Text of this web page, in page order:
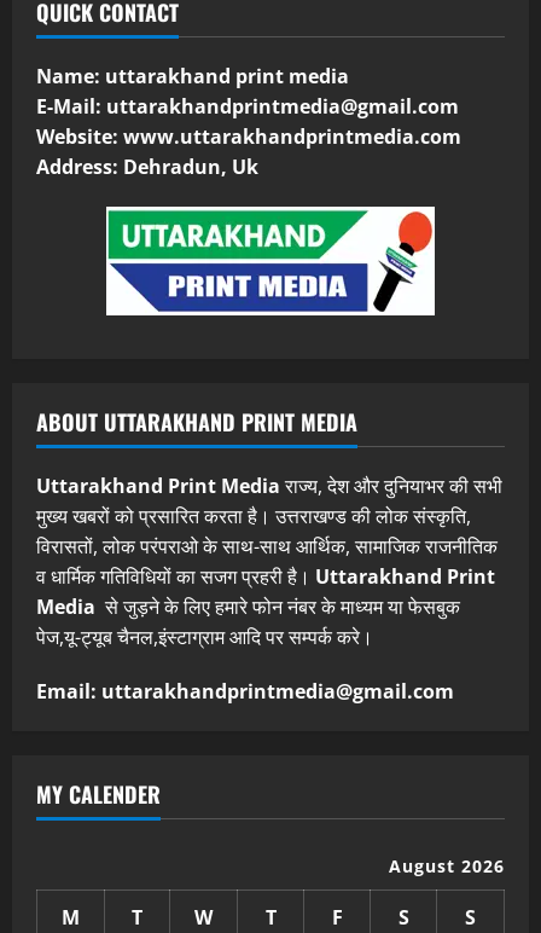
QUICK CONTACT
Name: uttarakhand print media
E-Mail: uttarakhandprintmedia@gmail.com
Website: www.uttarakhandprintmedia.com
Address: Dehradun, Uk
ABOUT UTTARAKHAND PRINT MEDIA
Uttarakhand Print Mediaराज्य, देश और दुनियाभर की सभी
मुख्य खबरों को प्रसारित करता है। उत्तराखण्ड की लोक संस्कृति,
विरासतों, लोक परंपराओ के साथ-साथ आर्थिक, सामाजिक राजनीतिक
व धार्मिक गतिविधियों का सजग प्रहरी है। Uttarakhand Print
Media से जुड़ने के लिए हमारे फोन नंबर के माध्यम या फेसबुक
पेज,यू-ट्यूब चैनल,इंस्टाग्राम आदि पर सम्पर्क करे।
Email: uttarakhandprintmedia@gmail.com
MY CALENDER
August 2026
M T W T F S
S